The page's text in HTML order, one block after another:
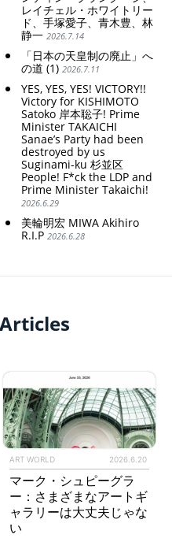
レイチェル・ホワイトリー
ド、手塚愛子、青木豊、林
静一 2026.7.14
「日本の天皇制の廃止」へ
の道 (1) 2026.7.11
YES, YES, YES! VICTORY!!
Victory for KISHIMOTO
Satoko 岸本聡子! Prime
Minister TAKAICHI
Sanae’s Party had been
destroyed by us
Suginami-ku 杉並区
People! F*ck the LDP and
Prime Minister Takaichi!
2026.6.29
美輪明宏 MIWA Akihiro
R.I.P 2026.6.28
ART WORLD 2026.6.20
マーク・シュピーグラ
ー：さまざまなアートギ
ャラリーは大丈夫じゃな
い